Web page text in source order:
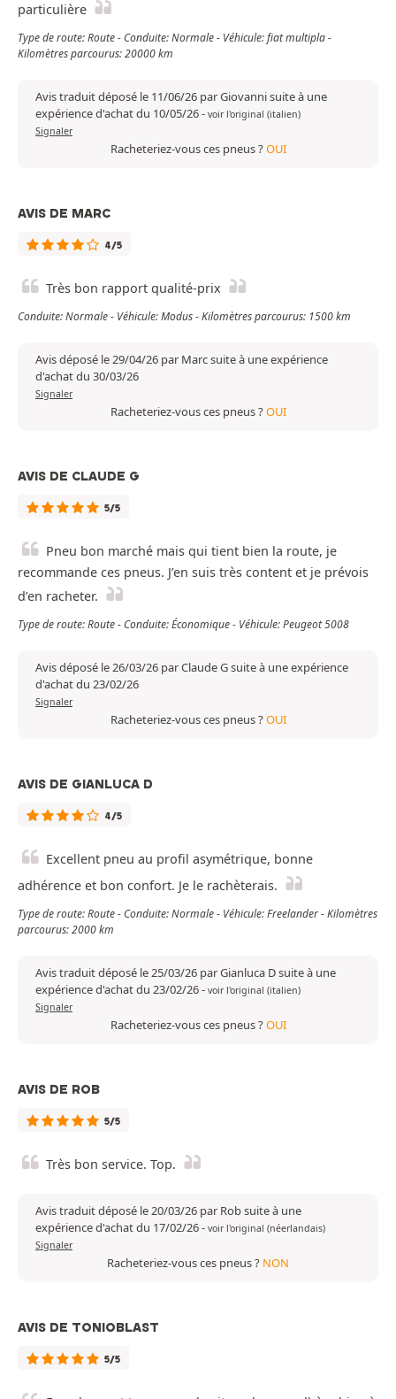
particulière
Type de route: Route - Conduite: Normale - Véhicule: fiat multipla -
Kilomètres parcourus: 20000 km
Avis traduit déposé le 11/06/26 par Giovanni suite à une
expérience d'achat du 10/05/26- voir l'original (italien)
Signaler
Racheteriez-vous ces pneus ?OUI
AVIS DE MARC
4/5
Très bon rapport qualité-prix
Conduite: Normale - Véhicule: Modus - Kilomètres parcourus: 1500 km
Avis déposé le 29/04/26 par Marc suite à une expérience
d'achat du 30/03/26
Signaler
Racheteriez-vous ces pneus ?OUI
AVIS DE CLAUDE G
5/5
Pneu bon marché mais qui tient bien la route, je
recommande ces pneus. J’en suis très content et je prévois
d’en racheter.
Type de route: Route - Conduite: Économique - Véhicule: Peugeot 5008
Avis déposé le 26/03/26 par Claude G suite à une expérience
d'achat du 23/02/26
Signaler
Racheteriez-vous ces pneus ?OUI
AVIS DE GIANLUCA D
4/5
Excellent pneu au profil asymétrique, bonne
adhérence et bon confort. Je le rachèterais.
Type de route: Route - Conduite: Normale - Véhicule: Freelander - Kilomètres
parcourus: 2000 km
Avis traduit déposé le 25/03/26 par Gianluca D suite à une
expérience d'achat du 23/02/26- voir l'original (italien)
Signaler
Racheteriez-vous ces pneus ?OUI
AVIS DE ROB
5/5
Très bon service. Top.
Avis traduit déposé le 20/03/26 par Rob suite à une
expérience d'achat du 17/02/26- voir l'original (néerlandais)
Signaler
Racheteriez-vous ces pneus ? NON
AVIS DE TONIOBLAST
5/5